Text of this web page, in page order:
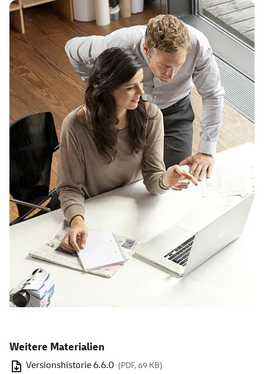
Weitere Materialien
Versionshistorie 6.6.0 (PDF, 69 KB)